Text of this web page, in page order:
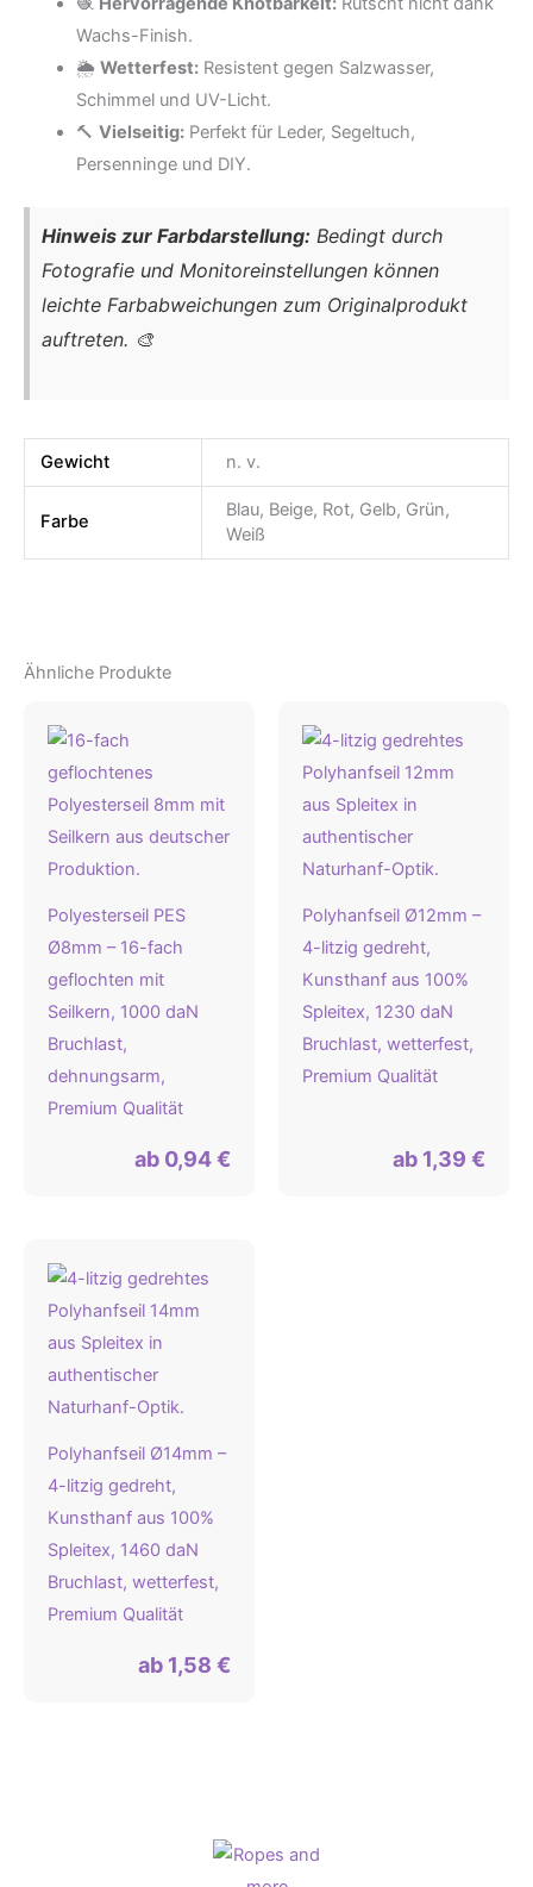
Wachs-Finish.
🌦️ Wetterfest:Resistent gegen Salzwasser,
Schimmel und UV-Licht.
🔨 Vielseitig:Perfekt für Leder, Segeltuch,
Persenninge und DIY.
Hinweis zur Farbdarstellung: Bedingt durch
Fotografie und Monitoreinstellungen können
leichte Farbabweichungen zum Originalprodukt
auftreten. 🎨
Gewicht n. v.
Farbe
Blau, Beige, Rot, Gelb, Grün,
Weiß
Ähnliche Produkte
Polyesterseil PES
Ø8mm – 16-fach
geflochten mit
Seilkern, 1000 daN
Bruchlast,
dehnungsarm,
Premium Qualität
ab 0,94€
Polyhanfseil Ø12mm –
4-litzig gedreht,
Kunsthanf aus 100%
Spleitex, 1230 daN
Bruchlast, wetterfest,
Premium Qualität
ab 1,39 €
Polyhanfseil Ø14mm –
4-litzig gedreht,
Kunsthanf aus 100%
Spleitex, 1460 daN
Bruchlast, wetterfest,
Premium Qualität
ab 1,58 €